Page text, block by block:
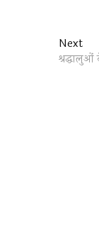
NextNext
श्रद्धालुओं